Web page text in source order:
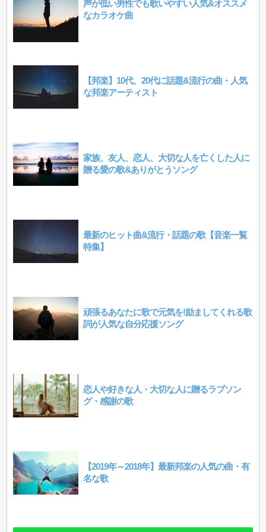
声が低い男性でも歌いやすい人気&オススメ
なカラオケ曲
【邦楽】10代、20代に話題&流行の曲・人気
な邦楽アーティスト
家族、友人、恋人、大切な人を亡くした人に
贈る愛の歌&ありがとうソング
最新のヒット曲&流行・話題の歌【音楽一覧
特集】
頑張るあなたに歌で元気を!励ましてくれる歌
詞が人気な自分応援ソング
恋人や好きな人・大切な人に贈るラブソン
グ・感謝の歌
【2019年～2018年】最新邦楽の人気の曲・有
名な歌